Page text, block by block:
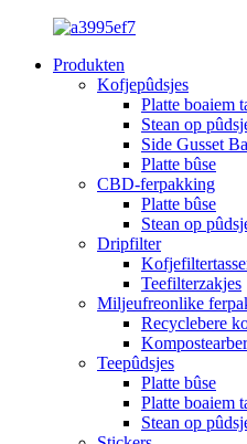
Produkten
Kofjepûdsjes
Platte boaiem
Stean op
Side Gusset
Platte bûse
CBD-ferpakking
Platte bûse
Stean op
Dripfilter
Teefilterzakjes
Miljeufreonlike
Recyclebere
Teepûdsjes
Platte bûse
Platte boaiem
Stean op